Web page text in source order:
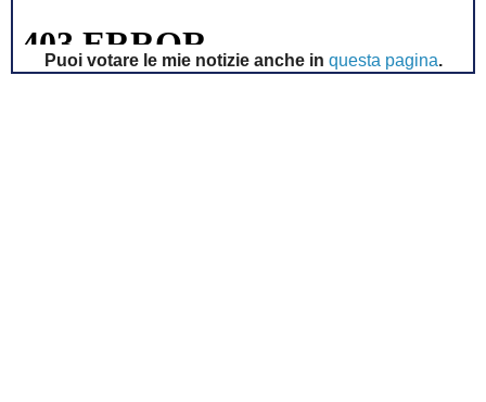
Puoi votare le mie notizie anche in questa pagina.